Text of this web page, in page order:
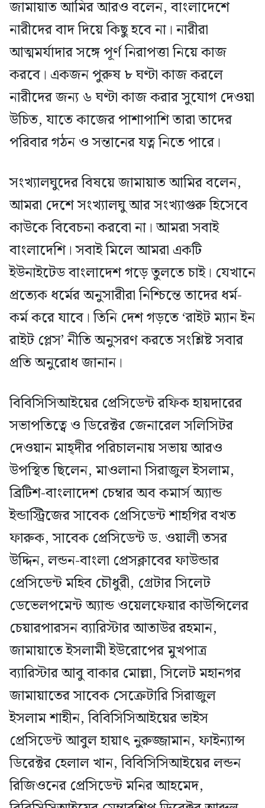
জামায়াত আমির আরও বলেন, বাংলাদেশে
নারীদের বাদ দিয়ে কিছু হবে না। নারীরা
আত্মমর্যাদার সঙ্গে পূর্ণ নিরাপত্তা নিয়ে কাজ
করবে। একজন পুরুষ ৮ ঘণ্টা কাজ করলে
নারীদের জন্য ৬ ঘণ্টা কাজ করার সুযোগ দেওয়া
উচিত, যাতে কাজের পাশাপাশি তারা তাদের
পরিবার গঠন ও সন্তানের যত্ন নিতে পারে।
সংখ্যালঘুদের বিষয়ে জামায়াত আমির বলেন,
আমরা দেশে সংখ্যালঘু আর সংখ্যাগুরু হিসেবে
কাউকে বিবেচনা করবো না। আমরা সবাই
বাংলাদেশি। সবাই মিলে আমরা একটি
ইউনাইটেড বাংলাদেশ গড়ে তুলতে চাই। যেখানে
প্রত্যেক ধর্মের অনুসারীরা নিশ্চিন্তে তাদের ধর্ম-
কর্ম করে যাবে। তিনি দেশ গড়তে ‘রাইট ম্যান ইন
রাইট প্লেস’ নীতি অনুসরণ করতে সংশ্লিষ্ট সবার
প্রতি অনুরোধ জানান।
বিবিসিসিআইয়ের প্রেসিডেন্ট রফিক হায়দারের
সভাপতিত্বে ও ডিরেক্টর জেনারেল সলিসিটর
দেওয়ান মাহ্দীর পরিচালনায় সভায় আরও
উপস্থিত ছিলেন, মাওলানা সিরাজুল ইসলাম,
ব্রিটিশ-বাংলাদেশ চেম্বার অব কমার্স অ্যান্ড
ইন্ডাস্ট্রিজের সাবেক প্রেসিডেন্ট শাহগির বখত
ফারুক, সাবেক প্রেসিডেন্ট ড. ওয়ালী তসর
উদ্দিন, লন্ডন-বাংলা প্রেসক্লাবের ফাউন্ডার
প্রেসিডেন্ট মহিব চৌধুরী, গ্রেটার সিলেট
ডেভেলপমেন্ট অ্যান্ড ওয়েলফেয়ার কাউন্সিলের
চেয়ারপারসন ব্যারিস্টার আতাউর রহমান,
জামায়াতে ইসলামী ইউরোপের মুখপাত্র
ব্যারিস্টার আবু বাকার মোল্লা, সিলেট মহানগর
জামায়াতের সাবেক সেক্রেটারি সিরাজুল
ইসলাম শাহীন, বিবিসিসিআইয়ের ভাইস
প্রেসিডেন্ট আবুল হায়াৎ নুরুজ্জামান, ফাইন্যান্স
ডিরেক্টর হেলাল খান, বিবিসিসিআইয়ের লন্ডন
রিজিওনের প্রেসিডেন্ট মনির আহমেদ,